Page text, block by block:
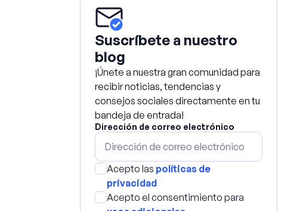
Suscríbete a nuestro
blog
¡Únete a nuestra gran comunidad para
recibir noticias, tendencias y
consejos sociales directamente en tu
bandeja de entrada!
Dirección de correo electrónico
Acepto las políticas de
privacidad
Acepto el consentimiento para